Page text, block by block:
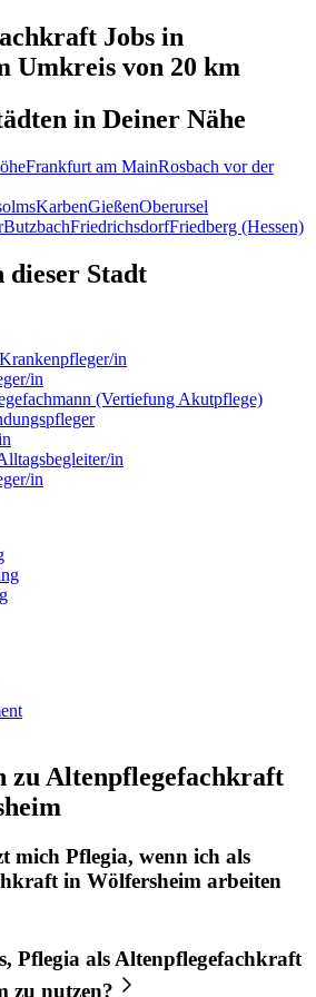
Jobs in
Umkreis von 20 km
in Deiner Nähe
Frankfurt am MainRosbach vor der
KarbenGießenOberursel
ButzbachFriedrichsdorfFriedberg (Hessen)
dieser Stadt
in
in
(Vertiefung Akutpflege)
in
in
zu Altenpflegefachkraft
mich Pflegia, wenn ich als
in Wölfersheim arbeiten
Pflegia als Altenpflegefachkraft
zu nutzen?